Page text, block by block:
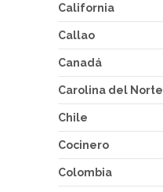
California
Callao
Canadá
Carolina del Norte
Chile
Cocinero
Colombia